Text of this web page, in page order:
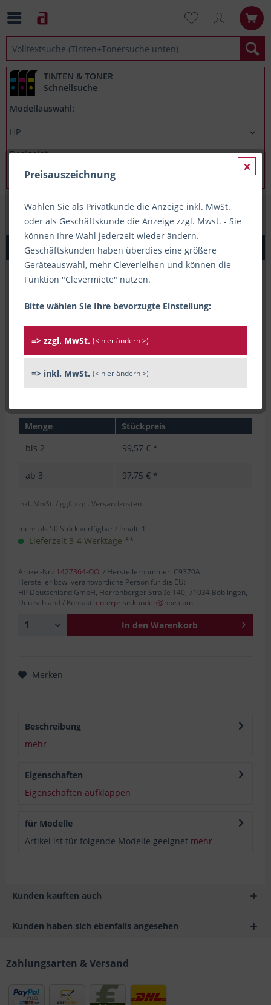
TINTEN & TONER
Schnellsuche
Modellauswahl:
HP Designjet T1120
Original Tinte HP 72 / C9370A, 130 ml, fotoschwarz
Menge
Stückpreis
bis 2 99,57 € *
ab 3 97,75 € *
inkl. MwSt. / ggf. zzgl. Versandkosten
mehr als 50 Stück verfügbar / Inhalt: 1
Lieferzeit 3-4 Werktage **
Artikel-Nr.: 1427364-OO / Herstellernummer: C9370A
Hersteller bzw. verantwortliche Person für die EU:
HP Deutschland GmbH, Herrenberger Straße 140, 71034 Böblingen,
Deutschland / Kontakt: enterprise.kunden@hpe.com
In den Warenkorb
Merken
Beschreibung
mehr
Eigenschaften
Eigenschaften aufklappen
für Modelle
Artikel ist für folgende Modelle geeignet mehr
Kunden kauften auch
Kunden haben sich ebenfalls angesehen
Zahlungsarten & Versand
Preisauszeichnung
Wählen Sie als Privatkunde die Anzeige inkl. MwSt.
oder als Geschäftskunde die Anzeige zzgl. Mwst. - Sie
können Ihre Wahl jederzeit wieder ändern.
Geschäftskunden haben überdies eine größere
Geräteauswahl, mehr Cleverleihen und können die
Funktion "Clevermiete" nutzen.
Bitte wählen Sie Ihre bevorzugte Einstellung:
=> zzgl. MwSt. (< hier ändern >)
=> inkl. MwSt. (< hier ändern >)